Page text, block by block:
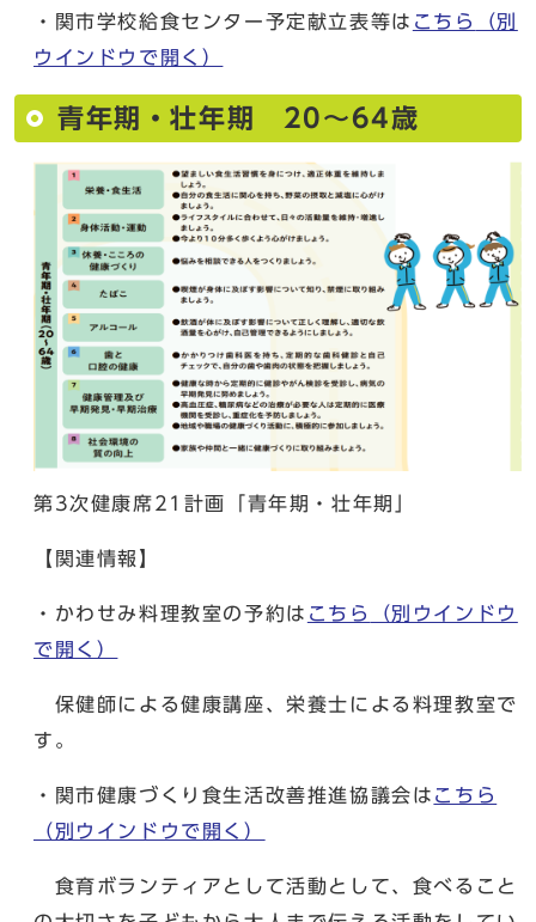
・関市学校給食センター予定献立表等は こちら
（別
ウインドウで開く）
青年期・壮年期 20～64歳
第3次健康席21計画「青年期・壮年期」
【関連情報】
・かわせみ料理教室の予約は こちら
（別ウインドウ
で開く）
保健師による健康講座、栄養士による料理教室で
す。
・関市健康づくり食生活改善推進協議会は こちら
（別ウインドウで開く）
食育ボランティアとして活動として、食べること